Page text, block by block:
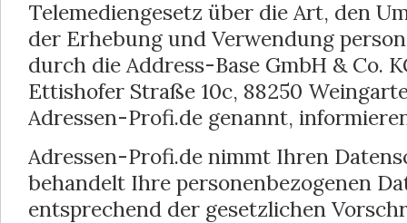
Telemediengesetz über die Art, den
der Erhebung und Verwendung
durch die Address-Base GmbH & Co.
Ettishofer Straße 10c, 88250
Adressen-Profi.de genannt,
Adressen-Profi.de nimmt Ihren
behandelt Ihre personenbezogenen
entsprechend der gesetzlichen